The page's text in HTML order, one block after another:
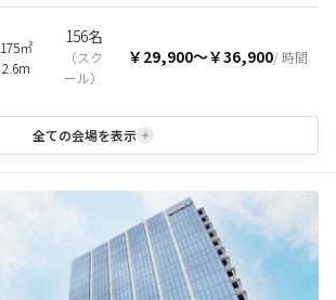
175㎡
2.6m
156名
（スク
ール）
￥29,900〜￥36,900/ 時間
全ての会場を表示